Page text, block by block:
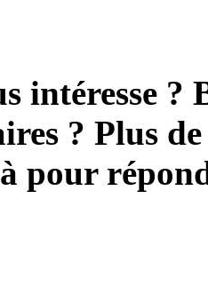
intéresse ?
? Plus
pour